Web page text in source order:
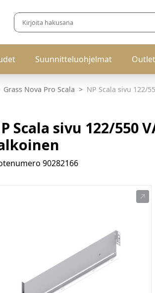
Suunnitteluohjelmat Outlet
Grass Nova Pro Scala NP Scala sivu 122/
Scala sivu 122/550
90282166